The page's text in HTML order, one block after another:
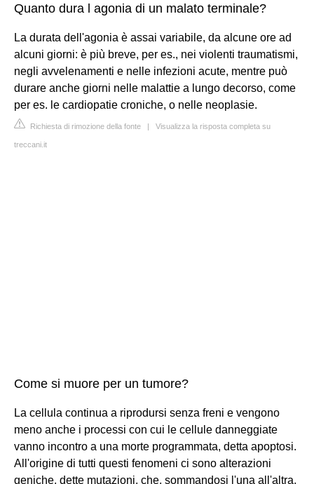
Quanto dura l agonia di un malato terminale?
La durata dell'agonia è assai variabile, da alcune ore ad
alcuni giorni: è più breve, per es., nei violenti traumatismi,
negli avvelenamenti e nelle infezioni acute, mentre può
durare anche giorni nelle malattie a lungo decorso, come
per es. le cardiopatie croniche, o nelle neoplasie.
Richiesta di rimozione della fonte | Visualizza la risposta completa su
treccani.it
Come si muore per un tumore?
La cellula continua a riprodursi senza freni e vengono
meno anche i processi con cui le cellule danneggiate
vanno incontro a una morte programmata, detta apoptosi.
All'origine di tutti questi fenomeni ci sono alterazioni
geniche, dette mutazioni, che, sommandosi l'una all'altra,